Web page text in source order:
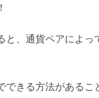
、通貨ペアによっ
できる方法があるこ